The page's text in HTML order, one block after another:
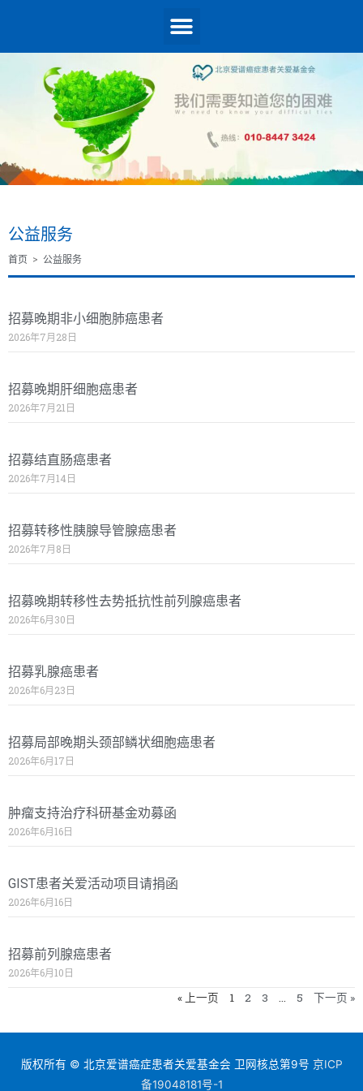
公益服务
首页 > 公益服务
招募晚期非小细胞肺癌患者
2026年7月28日
招募晚期肝细胞癌患者
2026年7月21日
招募结直肠癌患者
2026年7月14日
招募转移性胰腺导管腺癌患者
2026年7月8日
招募晚期转移性去势抵抗性前列腺癌患者
2026年6月30日
招募乳腺癌患者
2026年6月23日
招募局部晚期头颈部鳞状细胞癌患者
2026年6月17日
肿瘤支持治疗科研基金劝募函
2026年6月16日
GIST患者关爱活动项目请捐函
2026年6月16日
招募前列腺癌患者
2026年6月10日
« 上一页 1 2 3 5 下一页 »
版权所有 © 北京爱谱癌症患者关爱基金会 卫网核总第9号 京ICP
备19048181号-1